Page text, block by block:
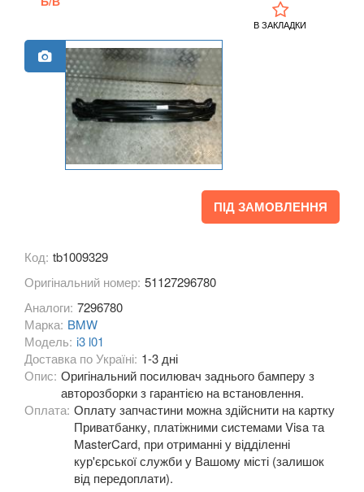
2 Series F22
2 Series F23
2 Series F45
2 Series F46
M2 F44 Gran Coupe
3 Series E46
M3 E46
3 Series E90, E91, E92, E93
M3 E90/E92/E93
3 Series F30, F31, F36
3 Series F34
M3 F80
ПІД ЗАМОВЛЕННЯ
В ЗАКЛАДКИ
Код: tb1009329
Оригінальний номер: 51127296780
Аналоги: 7296780
Марка: BMW
Модель: i3 l01
Доставка по Україні: 1-3 дні
Опис: Оригінальний посилювач заднього бамперу з
авторозборки з гарантією на встановлення.
Оплата: Оплату запчастини можна здійснити на картку
Приватбанку, платіжними системами Visa та
MasterCard, при отриманні у відділенні
кур'єрської служби у Вашому місті (залишок
від передоплати).